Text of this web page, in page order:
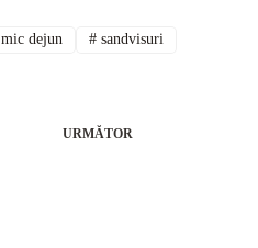
mic dejun # sandvisuri
URMĂTOR